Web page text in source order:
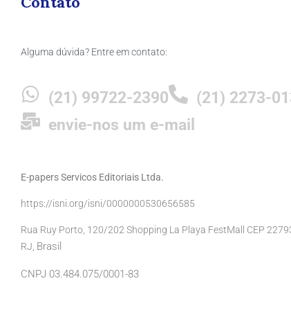
Alguma dúvida? Entre em contato:
(21) 99722-2390
(21) 2273-
envie-nos um e-mail
E-papers Servicos Editoriais Ltda.
https://isni.org/isni/0000000530656585
Rua Ruy Porto, 120/202 Shopping La Playa FestMall CEP
RJ, Brasil
CNPJ 03.484.075/0001-83